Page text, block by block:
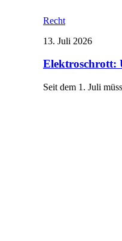
Recht
13. Juli 2026
Elektroschrott:
Seit dem 1. Juli